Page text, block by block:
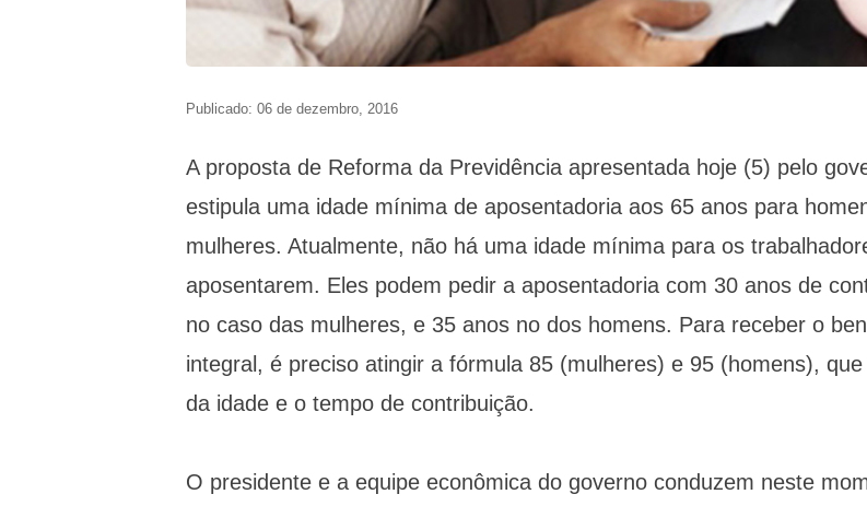
Publicado: 06 de dezembro, 2016
A proposta de Reforma da Previdência apresentada hoje (5) pelo
estipula uma idade mínima de aposentadoria aos 65 anos para
mulheres. Atualmente, não há uma idade mínima para os
aposentarem. Eles podem pedir a aposentadoria com 30 anos de
no caso das mulheres, e 35 anos no dos homens. Para receber o
integral, é preciso atingir a fórmula 85 (mulheres) e 95 (homens),
da idade e o tempo de contribuição.
O presidente e a equipe econômica do governo conduzem neste